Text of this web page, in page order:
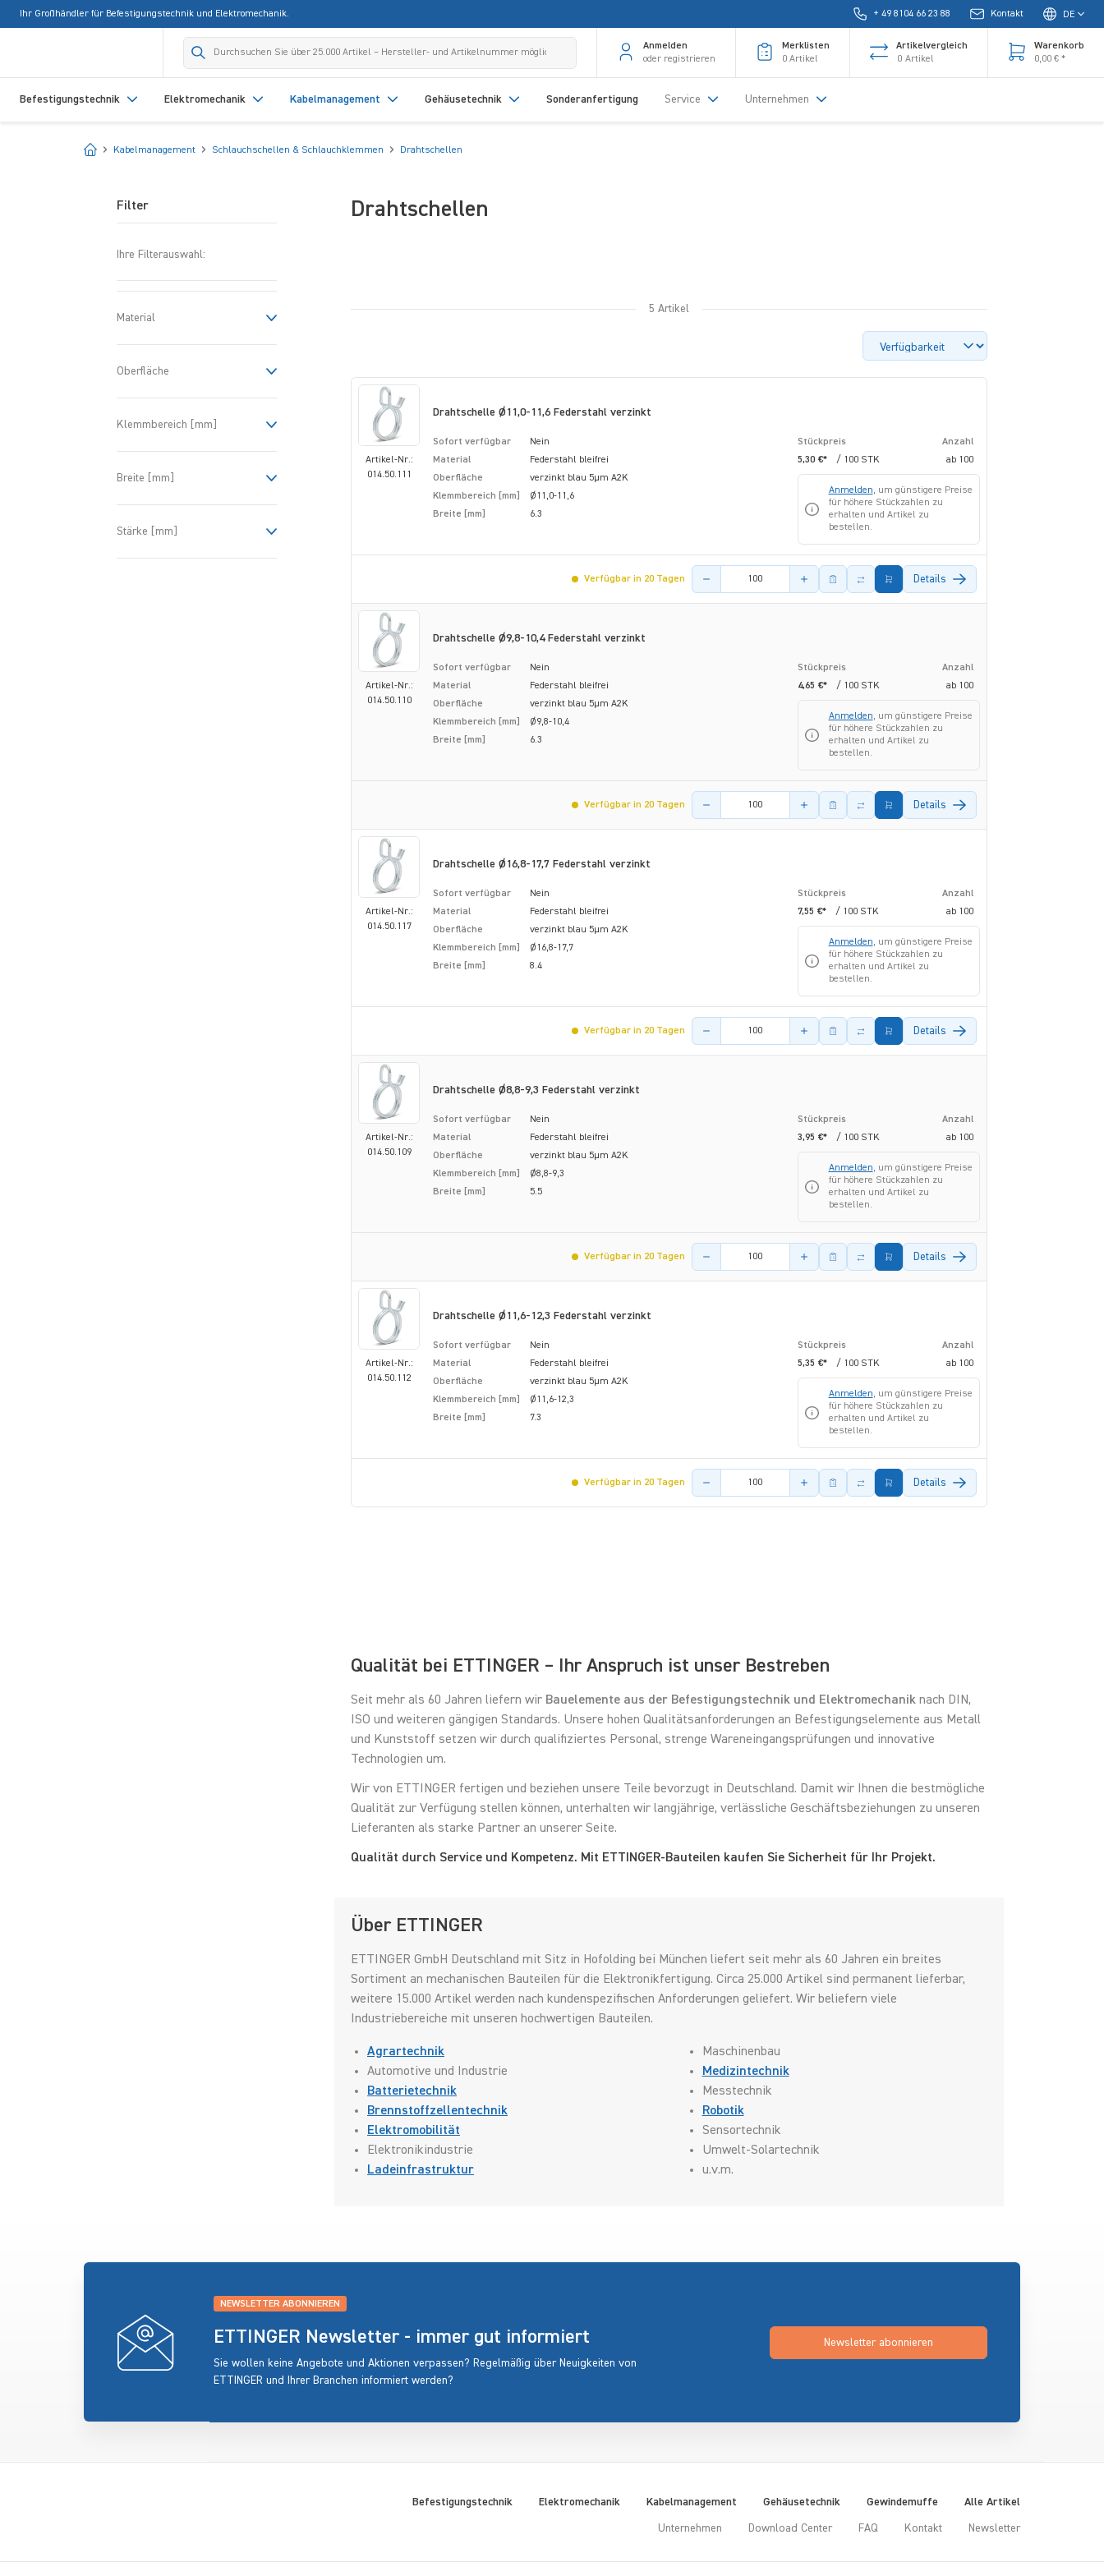
Zur Hauptnavigation springen
Ihr Großhändler für Befestigungstechnik und Elektromechanik. + 49 8104 66 23 88 Kontakt DE
Anmelden
oder registrieren
Merklisten
0 Artikel
Artikelvergleich
0 Artikel
Warenkorb
0,00 € *
Befestigungstechnik Elektromechanik Kabelmanagement Gehäusetechnik Sonderanfertigung Service Unternehmen
Startseite
Kabelmanagement Schlauchschellen & Schlauchklemmen Drahtschellen
Filter
Ihre Filterauswahl:
Material
Oberfläche
Klemmbereich [mm]
Breite [mm]
Stärke [mm]
Drahtschellen
5 Artikel
Artikel-Nr.:
014.50.111
Drahtschelle Ø11,0-11,6 Federstahl verzinkt
Sofort verfügbar
Nein
Material
Federstahl bleifrei
Oberfläche
verzinkt blau 5µm A2K
Klemmbereich [mm]
Ø11,0-11,6
Breite [mm]
6.3
Stückpreis
Anzahl
5,30 €*
/ 100 STK ab 100
Anmelden, um günstigere Preise
für höhere Stückzahlen zu
erhalten und Artikel zu
bestellen.
Verfügbar in 20 Tagen
Menge des Artikels
Details
Artikel-Nr.:
014.50.110
Drahtschelle Ø9,8-10,4 Federstahl verzinkt
Sofort verfügbar
Nein
Material
Federstahl bleifrei
Oberfläche
verzinkt blau 5µm A2K
Klemmbereich [mm]
Ø9,8-10,4
Breite [mm]
6.3
Stückpreis
Anzahl
4,65 €*
/ 100 STK ab 100
Anmelden, um günstigere Preise
für höhere Stückzahlen zu
erhalten und Artikel zu
bestellen.
Verfügbar in 20 Tagen
Menge des Artikels
Details
Artikel-Nr.:
014.50.117
Drahtschelle Ø16,8-17,7 Federstahl verzinkt
Sofort verfügbar
Nein
Material
Federstahl bleifrei
Oberfläche
verzinkt blau 5µm A2K
Klemmbereich [mm]
Ø16,8-17,7
Breite [mm]
8.4
Stückpreis
Anzahl
7,55 €*
/ 100 STK ab 100
Anmelden, um günstigere Preise
für höhere Stückzahlen zu
erhalten und Artikel zu
bestellen.
Verfügbar in 20 Tagen
Menge des Artikels
Details
Artikel-Nr.:
014.50.109
Drahtschelle Ø8,8-9,3 Federstahl verzinkt
Sofort verfügbar
Nein
Material
Federstahl bleifrei
Oberfläche
verzinkt blau 5µm A2K
Klemmbereich [mm]
Ø8,8-9,3
Breite [mm]
5.5
Stückpreis
Anzahl
3,95 €*
/ 100 STK ab 100
Anmelden, um günstigere Preise
für höhere Stückzahlen zu
erhalten und Artikel zu
bestellen.
Verfügbar in 20 Tagen
Menge des Artikels
Details
Artikel-Nr.:
014.50.112
Drahtschelle Ø11,6-12,3 Federstahl verzinkt
Sofort verfügbar
Nein
Material
Federstahl bleifrei
Oberfläche
verzinkt blau 5µm A2K
Klemmbereich [mm]
Ø11,6-12,3
Breite [mm]
7.3
Stückpreis
Anzahl
5,35 €*
/ 100 STK ab 100
Anmelden, um günstigere Preise
für höhere Stückzahlen zu
erhalten und Artikel zu
bestellen.
Verfügbar in 20 Tagen
Menge des Artikels
Details
Qualität bei ETTINGER – Ihr Anspruch ist unser Bestreben
Seit mehr als 60 Jahren liefern wir Bauelemente aus der Befestigungstechnik und Elektromechanik nach DIN,
ISO und weiteren gängigen Standards. Unsere hohen Qualitätsanforderungen an Befestigungselemente aus Metall
und Kunststoff setzen wir durch qualifiziertes Personal, strenge Wareneingangsprüfungen und innovative
Technologien um.
Wir von ETTINGER fertigen und beziehen unsere Teile bevorzugt in Deutschland. Damit wir Ihnen die bestmögliche
Qualität zur Verfügung stellen können, unterhalten wir langjährige, verlässliche Geschäftsbeziehungen zu unseren
Lieferanten als starke Partner an unserer Seite.
Qualität durch Service und Kompetenz. Mit ETTINGER-Bauteilen kaufen Sie Sicherheit für Ihr Projekt.
Über ETTINGER
ETTINGER GmbH Deutschland mit Sitz in Hofolding bei München liefert seit mehr als 60 Jahren ein breites
Sortiment an mechanischen Bauteilen für die Elektronikfertigung. Circa 25.000 Artikel sind permanent lieferbar,
weitere 15.000 Artikel werden nach kundenspezifischen Anforderungen geliefert. Wir beliefern viele
Industriebereiche mit unseren hochwertigen Bauteilen.
Agrartechnik
Automotive und Industrie
Batterietechnik
Brennstoffzellentechnik
Elektromobilität
Elektronikindustrie
Ladeinfrastruktur
Maschinenbau
Medizintechnik
Messtechnik
Robotik
Sensortechnik
Umwelt-Solartechnik
u.v.m.
NEWSLETTER ABONNIEREN
ETTINGER Newsletter - immer gut informiert
Sie wollen keine Angebote und Aktionen verpassen? Regelmäßig über Neuigkeiten von
ETTINGER und Ihrer Branchen informiert werden?
Newsletter abonnieren
Befestigungstechnik Elektromechanik Kabelmanagement Gehäusetechnik Gewindemuffe Alle Artikel
Unternehmen Download Center FAQ Kontakt Newsletter